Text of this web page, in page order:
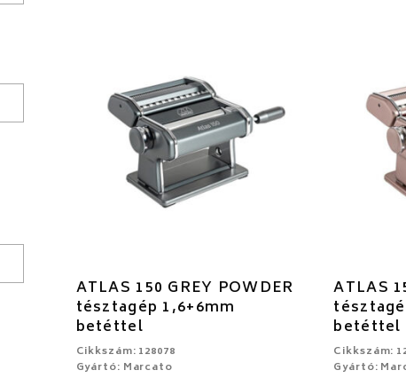
ATLAS 150 GREY POWDER
tésztagép 1,6+6mm
betéttel
Cikkszám: 128078
Gyártó: Marcato
ATLAS
betéttel
Cikkszám:
Gyártó: